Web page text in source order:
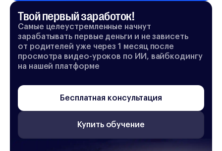
Твой первый заработок!
Самые целеустремленные начнут
зарабатывать первые деньги и не зависеть
от родителей уже через 1 месяц после
просмотра видео-уроков по ИИ, вайбкодингу
на нашей платформе
Бесплатная консультация
Купить обучение